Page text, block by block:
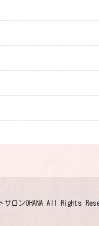
ロンOHANA All Rights